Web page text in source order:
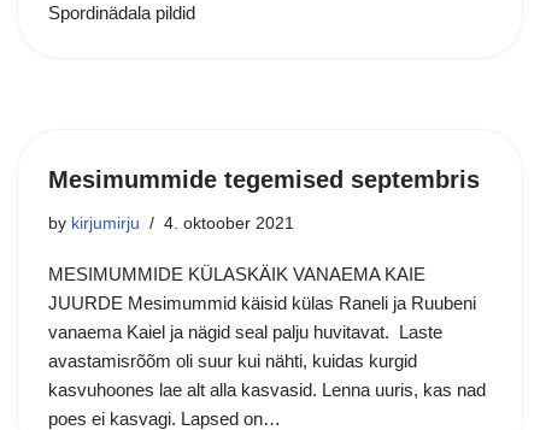
Spordinädala pildid
Mesimummide tegemised septembris
by kirjumirju 4. oktoober 2021
MESIMUMMIDE KÜLASKÄIK VANAEMA KAIE
JUURDE Mesimummid käisid külas Raneli ja Ruubeni
vanaema Kaiel ja nägid seal palju huvitavat. Laste
avastamisrõõm oli suur kui nähti, kuidas kurgid
kasvuhoones lae alt alla kasvasid. Lenna uuris, kas nad
poes ei kasvagi. Lapsed on…